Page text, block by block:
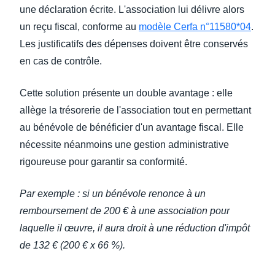
une déclaration écrite. L'association lui délivre alors
un reçu fiscal, conforme au modèle Cerfa n°11580*04.
Les justificatifs des dépenses doivent être conservés
en cas de contrôle.
Cette solution présente un double avantage : elle
allège la trésorerie de l'association tout en permettant
au bénévole de bénéficier d'un avantage fiscal. Elle
nécessite néanmoins une gestion administrative
rigoureuse pour garantir sa conformité.
Par exemple : si un bénévole renonce à un
remboursement de 200 € à une association pour
laquelle il œuvre, il aura droit à une réduction d'impôt
de 132 € (200 € x 66 %).